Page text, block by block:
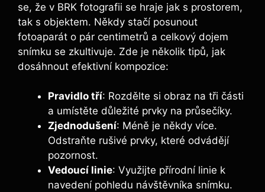
se, ​že v BRK​ fotografii se hraje jak s prostorem,
tak s objektem. ​Někdy stačí posunout
fotoaparát o pár centimetrů a celkový dojem
snímku se zkultivuje. Zde je několik tipů, jak
dosáhnout efektivní ‍kompozice:
Pravidlo tří: Rozdělte ⁢si obraz ⁤na tři‌ části​
a ‌umístěte důležité prvky na průsečíky.
Zjednodušení: Méně je někdy více.
Odstraňte ‌rušivé ‍prvky, které odvádějí
⁤pozornost.
Vedoucí linie: ‌Využijte přírodní linie k
navedení pohledu návštěvníka snímku.